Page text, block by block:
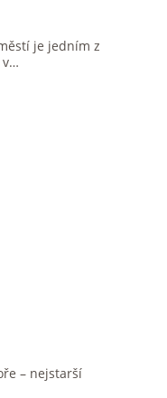
je jedním z
v…
– nejstarší